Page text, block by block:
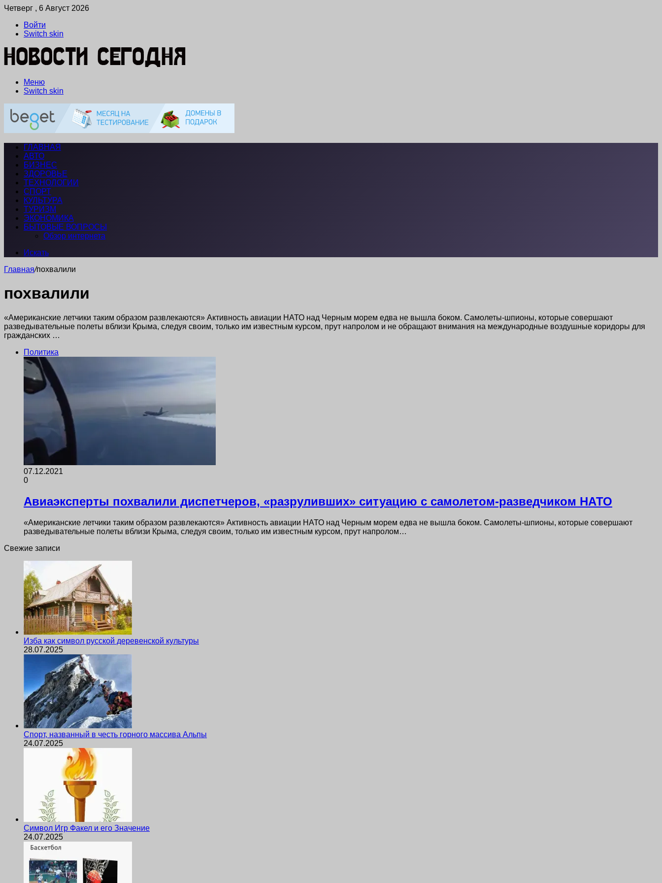
Четверг , 6 Август 2026
Войти
Switch skin
Меню
Switch skin
ГЛАВНАЯ
АВТО
БИЗНЕС
ЗДОРОВЬЕ
ТЕХНОЛОГИИ
СПОРТ
КУЛЬТУРА
ТУРИЗМ
ЭКОНОМИКА
БЫТОВЫЕ ВОПРОСЫ
Обзор интернета
Искать
Главная/похвалили
похвалили
«Американские летчики таким образом развлекаются» Активность авиации НАТО над Черным морем едва не вышла боком. Самолеты-шпионы, которые совершают
разведывательные полеты вблизи Крыма, следуя своим, только им известным курсом, прут напролом и не обращают внимания на международные воздушные коридоры для
гражданских …
Политика
07.12.2021
0
Авиаэксперты похвалили диспетчеров, «разруливших» ситуацию с самолетом-разведчиком НАТО
«Американские летчики таким образом развлекаются» Активность авиации НАТО над Черным морем едва не вышла боком. Самолеты-шпионы, которые совершают
разведывательные полеты вблизи Крыма, следуя своим, только им известным курсом, прут напролом…
Свежие записи
Изба как символ русской деревенской культуры
28.07.2025
Спорт, названный в честь горного массива Альпы
24.07.2025
Символ Игр Факел и его Значение
24.07.2025